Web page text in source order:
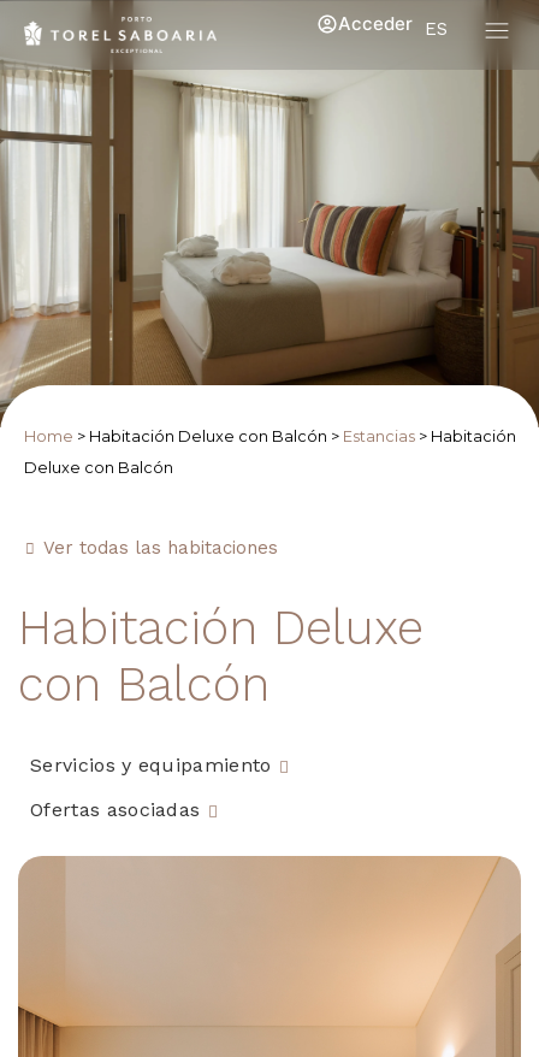
ES
Acceder
Home > Habitación Deluxe con Balcón > Estancias > Habitación
Deluxe con Balcón
Ver todas las habitaciones
Habitación Deluxe
con Balcón
Servicios y equipamiento
Ofertas asociadas